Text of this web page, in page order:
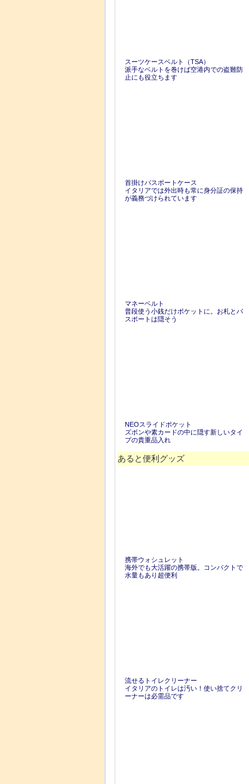
スーツケースベルト（TSA）
派手なベルトを巻けば空港内での盗難防
止にも役立ちます
首掛けパスポートケース
イタリアでは外出時も常に身分証の保持
が義務づけられています
マネーベルト
普段使う小銭だけポケットに。お札とパ
スポートは隠そう
NEOスライドポケット
ズボンや素カードの中に隠す新しいタイ
プの貴重品入れ
あると便利グッズ
携帯ウォシュレット
海外でも大活躍の携帯版。コンパクトで
水量もあり超便利
流せるトイレクリーナー
イタリアのトイレは汚い！使い捨てクリ
ーナーは必需品です